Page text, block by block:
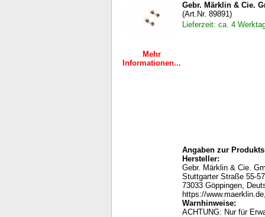
Mehr
Informationen...
Gebr. Märklin & Cie.
(Art.Nr. 89891)
Lieferzeit: ca. 4
Angaben zur
Hersteller:
Gebr. Märklin & Cie.
Stuttgarter Straße 55-57
73033 Göppingen,
https://
Warnhinweise:
ACHTUNG: Nur für